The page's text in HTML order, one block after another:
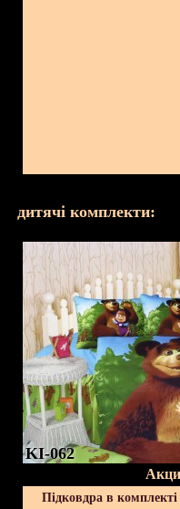
дитячі комплекти:
KI-062
Підковдра в